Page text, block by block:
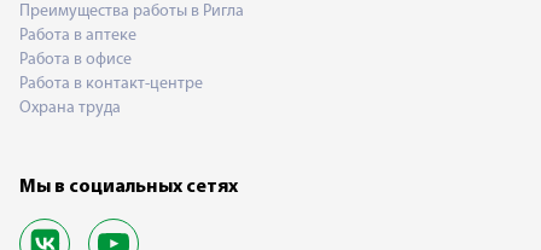
Преимущества работы в Ригла
Работа в аптеке
Работа в офисе
Работа в контакт-центре
Охрана труда
Мы в социальных сетях